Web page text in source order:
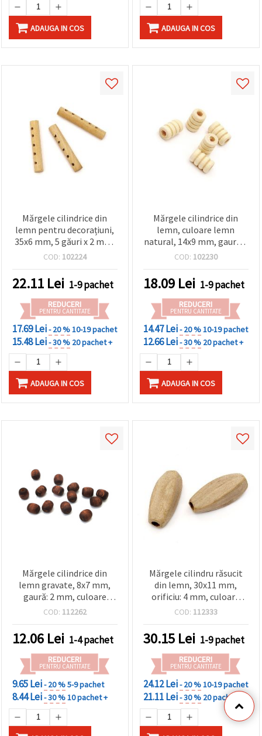
ADAUGA IN COS ADAUGA IN COS
Mărgele cilindrice din
lemn pentru decorațiuni,
35x6 mm, 5 găuri x 2 mm,
culoare lemn natural –
COD: 102224
22.11 Lei 1-9 pachet
REDUCERI
PENTRU CANTITATE
17.69 Lei- 20 %10-19 pachet
15.48 Lei- 30 % 20 pachet +
ADAUGA IN COS
Mărgele cilindrice din
lemn, culoare lemn
natural, 14x9 mm, gaură 4
mm - set 20 bucăți
COD: 102230
18.09 Lei 1-9 pachet
REDUCERI
PENTRU CANTITATE
14.47 Lei- 20 %10-19 pachet
12.66 Lei- 30 % 20 pachet +
ADAUGA IN COS
Mărgele cilindrice din
lemn gravate, 8x7 mm,
gaură: 2 mm, culoare
maro - 20 bucăți
COD: 112262
12.06 Lei 1-4 pachet
REDUCERI
PENTRU CANTITATE
9.65 Lei- 20 %5-9 pachet
8.44 Lei- 30 %10 pachet +
Mărgele cilindru răsucit
din lemn, 30x11 mm,
orificiu: 4 mm, culoare
lemn natural – 10 bucăți
COD: 112333
30.15 Lei 1-9 pachet
REDUCERI
PENTRU CANTITATE
24.12 Lei- 20 %10-19 pachet
21.11 Lei- 30 % 20 pachet +